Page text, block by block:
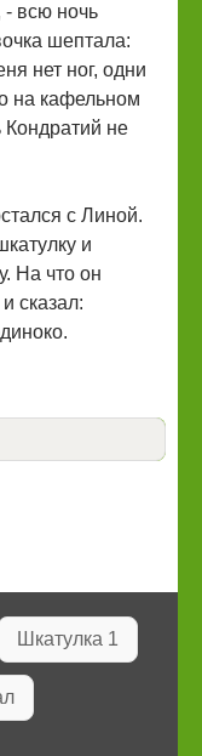
- всю ночь
шептала:
нет ног, одни
на кафельном
Кондратий не
с Линой.
и
На что он
сказал:
Шкатулка 1